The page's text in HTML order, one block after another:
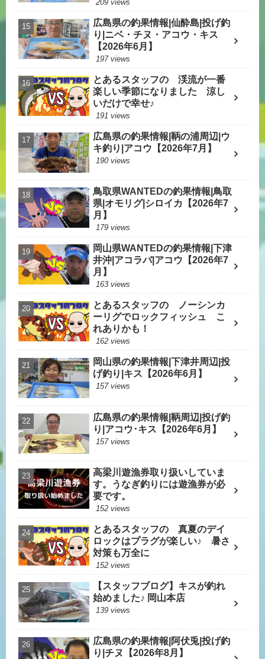
209 views
広島県の釣果情報|仙酔島|投げ釣
り|ニベ・チヌ・アコウ・キス
【2026年6月】
197 views
とあるスタッフの 渓流が一番
楽しい季節になりました 涼し
いだけで幸せ♪
191 views
広島県の釣果情報|鞆の浦周辺|ウ
キ釣り|アコウ【2026年7月】
190 views
鳥取県WANTEDの釣果情報|鳥取
県|オモリグ|シロイカ【2026年7
月】
179 views
岡山県WANTEDの釣果情報|下津
井沖|アコラバ|アコウ【2026年7
月】
163 views
とあるスタッフの ノーシンカ
ーリグでロックフィッシュ こ
れありかも！
162 views
岡山県の釣果情報|下津井周辺|投
げ釣り|キス【2026年6月】
157 views
広島県の釣果情報|鞆周辺|投げ釣
り|アコウ･キス【2026年6月】
157 views
高梁川遊漁券取り扱いしていま
す。うなぎ釣りには遊漁券が必
要です。
152 views
とあるスタッフの 真夏のデイ
ロックはプラグが楽しい♪ 暑さ
対策も万全に
152 views
【スタッフブログ】キスが釣れ
始めました♪ 岡山本店
139 views
広島県の釣果情報|阿伏兎|投げ釣
り|チヌ【2026年8月】